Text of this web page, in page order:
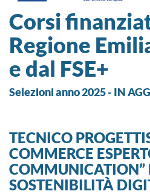
Corsi
Regione
e dal FSE+
Selezioni anno 2025 - IN
TECNICO
COMMERCE
COMMUNICATION”
SOSTENIBILITÀ